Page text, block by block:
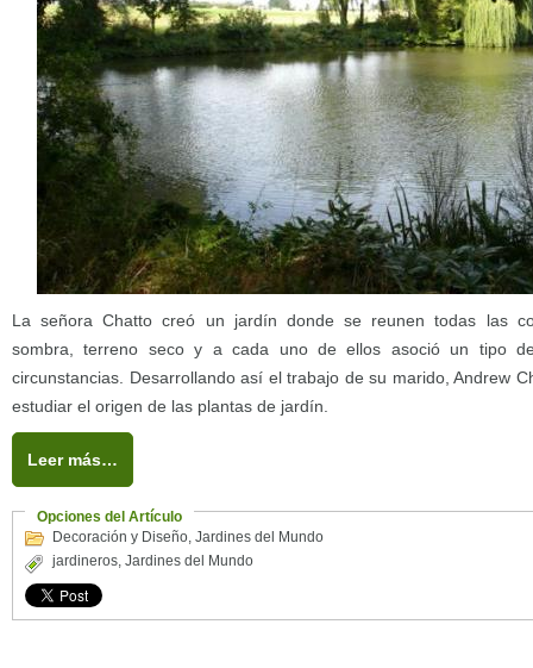
La señora Chatto creó un jardín donde se reunen todas las
sombra, terreno seco y a cada uno de ellos asoció un tipo
circunstancias. Desarrollando así el trabajo de su marido, Andrew
estudiar el origen de las plantas de jardín.
Leer más…
Opciones del Artículo
Decoración y Diseño, Jardines del Mundo
jardineros, Jardines del Mundo